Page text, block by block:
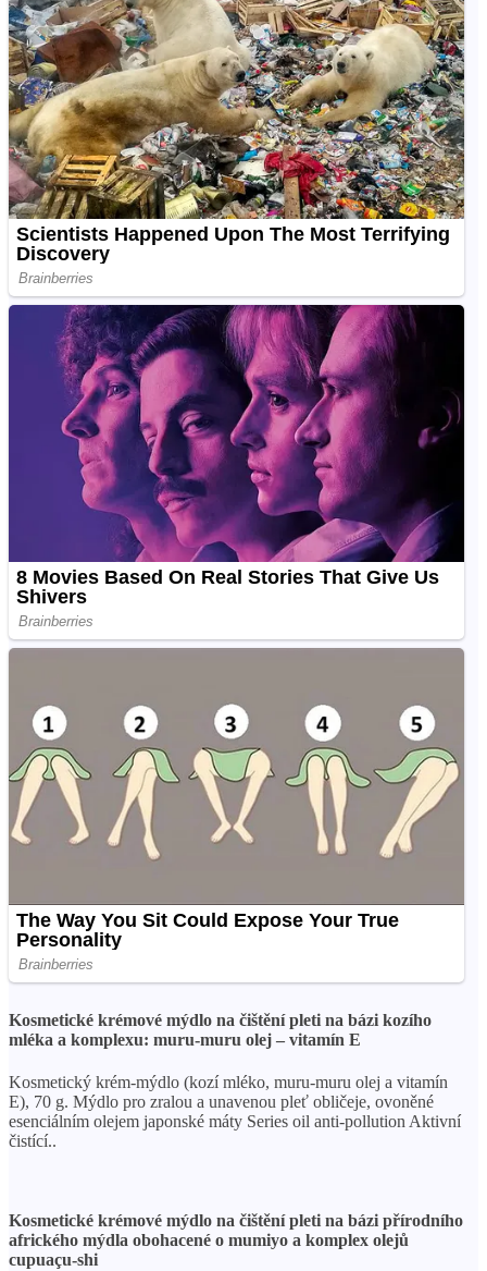
Kosmetické krémové mýdlo na čištění pleti na bázi kozího
mléka a komplexu: muru-muru olej – vitamín E
Kosmetický krém-mýdlo (kozí mléko, muru-muru olej a vitamín
E), 70 g. Mýdlo pro zralou a unavenou pleť obličeje, ovoněné
esenciálním olejem japonské máty Series oil anti-pollution Aktivní
čistící..
Kosmetické krémové mýdlo na čištění pleti na bázi přírodního
afrického mýdla obohacené o mumiyo a komplex olejů
cupuaçu-shi